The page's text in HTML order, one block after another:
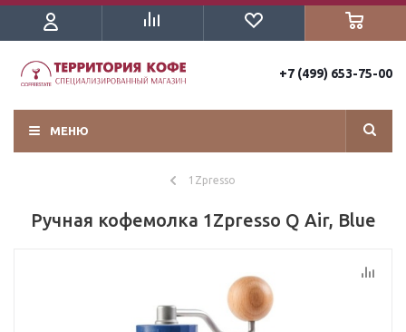
+7 (499) 653-75-00
МЕНЮ
1Zpresso
Ручная кофемолка 1Zpresso Q Air, Blue